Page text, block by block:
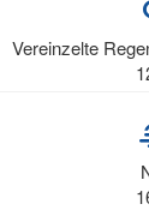
Vereinzelte